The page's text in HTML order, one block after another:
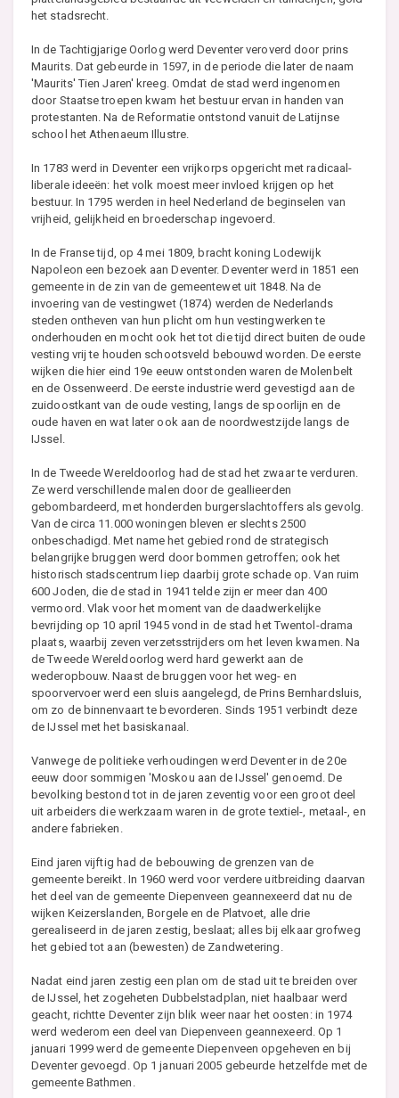
het stadsrecht.
In de Tachtigjarige Oorlog werd Deventer veroverd door prins
Maurits. Dat gebeurde in 1597, in de periode die later de naam
'Maurits' Tien Jaren' kreeg. Omdat de stad werd ingenomen
door Staatse troepen kwam het bestuur ervan in handen van
protestanten. Na de Reformatie ontstond vanuit de Latijnse
school het Athenaeum Illustre.
In 1783 werd in Deventer een vrijkorps opgericht met radicaal-
liberale ideeën: het volk moest meer invloed krijgen op het
bestuur. In 1795 werden in heel Nederland de beginselen van
vrijheid, gelijkheid en broederschap ingevoerd.
In de Franse tijd, op 4 mei 1809, bracht koning Lodewijk
Napoleon een bezoek aan Deventer. Deventer werd in 1851 een
gemeente in de zin van de gemeentewet uit 1848. Na de
invoering van de vestingwet (1874) werden de Nederlands
steden ontheven van hun plicht om hun vestingwerken te
onderhouden en mocht ook het tot die tijd direct buiten de oude
vesting vrij te houden schootsveld bebouwd worden. De eerste
wijken die hier eind 19e eeuw ontstonden waren de Molenbelt
en de Ossenweerd. De eerste industrie werd gevestigd aan de
zuidoostkant van de oude vesting, langs de spoorlijn en de
oude haven en wat later ook aan de noordwestzijde langs de
IJssel.
In de Tweede Wereldoorlog had de stad het zwaar te verduren.
Ze werd verschillende malen door de geallieerden
gebombardeerd, met honderden burgerslachtoffers als gevolg.
Van de circa 11.000 woningen bleven er slechts 2500
onbeschadigd. Met name het gebied rond de strategisch
belangrijke bruggen werd door bommen getroffen; ook het
historisch stadscentrum liep daarbij grote schade op. Van ruim
600 Joden, die de stad in 1941 telde zijn er meer dan 400
vermoord. Vlak voor het moment van de daadwerkelijke
bevrijding op 10 april 1945 vond in de stad het Twentol-drama
plaats, waarbij zeven verzetsstrijders om het leven kwamen. Na
de Tweede Wereldoorlog werd hard gewerkt aan de
wederopbouw. Naast de bruggen voor het weg- en
spoorvervoer werd een sluis aangelegd, de Prins Bernhardsluis,
om zo de binnenvaart te bevorderen. Sinds 1951 verbindt deze
de IJssel met het basiskanaal.
Vanwege de politieke verhoudingen werd Deventer in de 20e
eeuw door sommigen 'Moskou aan de IJssel' genoemd. De
bevolking bestond tot in de jaren zeventig voor een groot deel
uit arbeiders die werkzaam waren in de grote textiel-, metaal-, en
andere fabrieken.
Eind jaren vijftig had de bebouwing de grenzen van de
gemeente bereikt. In 1960 werd voor verdere uitbreiding daarvan
het deel van de gemeente Diepenveen geannexeerd dat nu de
wijken Keizerslanden, Borgele en de Platvoet, alle drie
gerealiseerd in de jaren zestig, beslaat; alles bij elkaar grofweg
het gebied tot aan (bewesten) de Zandwetering.
Nadat eind jaren zestig een plan om de stad uit te breiden over
de IJssel, het zogeheten Dubbelstadplan, niet haalbaar werd
geacht, richtte Deventer zijn blik weer naar het oosten: in 1974
werd wederom een deel van Diepenveen geannexeerd. Op 1
januari 1999 werd de gemeente Diepenveen opgeheven en bij
Deventer gevoegd. Op 1 januari 2005 gebeurde hetzelfde met de
gemeente Bathmen.